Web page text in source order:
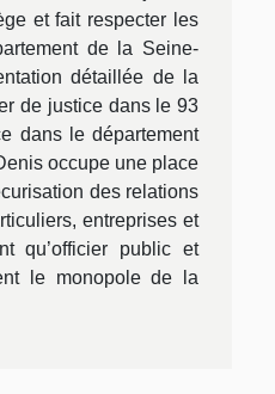
et fait respecter les
de la Seine-
détaillée de la
de justice dans le 93
dans le département
occupe une place
des relations
entreprises et
qu’officier public et
le monopole de la